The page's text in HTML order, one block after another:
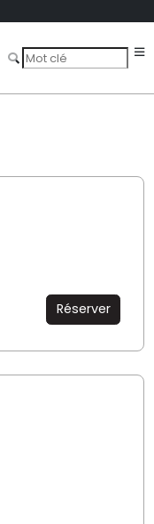
Réserver